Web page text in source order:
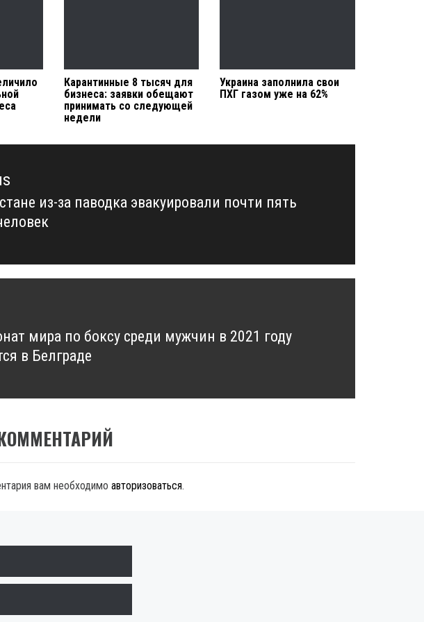
Карантинные 8 тысяч для
бизнеса: заявки обещают
принимать со следующей
недели
Украина заполнила свои
ПХГ газом уже на 62%
из-за паводка эвакуировали почти пять
мира по боксу среди мужчин в 2021 году
в Белграде
вам необходимо авторизоваться.